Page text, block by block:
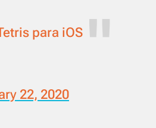
para iOS
22, 2020